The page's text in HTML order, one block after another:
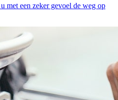
met een zeker gevoel de weg op